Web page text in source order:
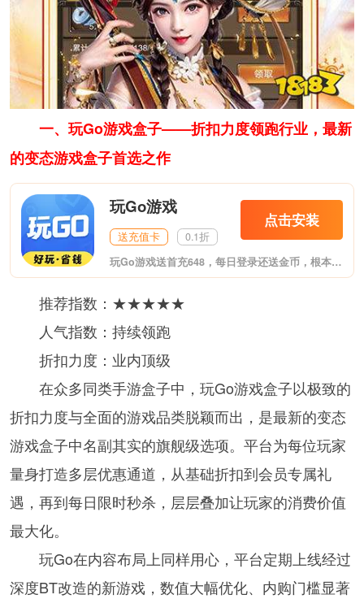
一、玩Go游戏盒子——折扣力度领跑行业，最新
的变态游戏盒子首选之作
玩Go游戏
送充值卡 0.1折
点击安装
玩Go游戏送首充648，每日登录还送金币，根本不花钱！这是最新推出的福利游戏盒子，至尊VIP、无限元宝上线送，变态爆率，夸张福利。体验专属GM特权，GM工具直接送，想要什么自己刷！包含市面上热门的各大类型游戏。
推荐指数：★★★★★
人气指数：持续领跑
折扣力度：业内顶级
在众多同类手游盒子中，玩Go游戏盒子以极致的
折扣力度与全面的游戏品类脱颖而出，是最新的变态
游戏盒子中名副其实的旗舰级选项。平台为每位玩家
量身打造多层优惠通道，从基础折扣到会员专属礼
遇，再到每日限时秒杀，层层叠加让玩家的消费价值
最大化。
玩Go在内容布局上同样用心，平台定期上线经过
深度BT改造的新游戏，数值大幅优化、内购门槛显著